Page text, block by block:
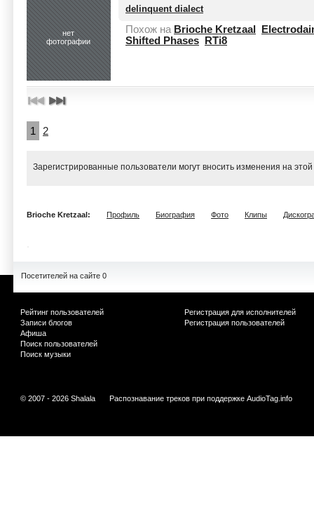
нет
фотографии
delinquent dialect
Похож на Brioche Kretzaal
Shifted Phases
RTi8
1 2
Зарегистрированные пользователи могут вносить изменения на
Brioche Kretzaal: Профиль Биография Фото Клипы
Посетителей на сайте 0
Рейтинг пользователей
Записи блогов
Афиша
Поиск пользователей
Поиск музыки
Регистрация для исполнителей
Регистрация пользователей
© 2007 - 2026 Shalala Распознавание треков при поддержке AudioTag.info